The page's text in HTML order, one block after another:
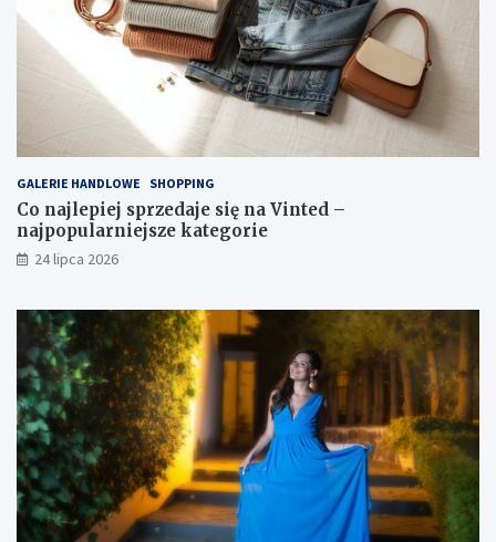
GALERIE HANDLOWE SHOPPING
Co najlepiej sprzedaje się na Vinted –
najpopularniejsze kategorie
24 lipca 2026